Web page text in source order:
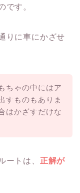
です。
りに車にかざせ
ちゃの中にはア
すものもありま
はかざすだけな
ートは、 正解が